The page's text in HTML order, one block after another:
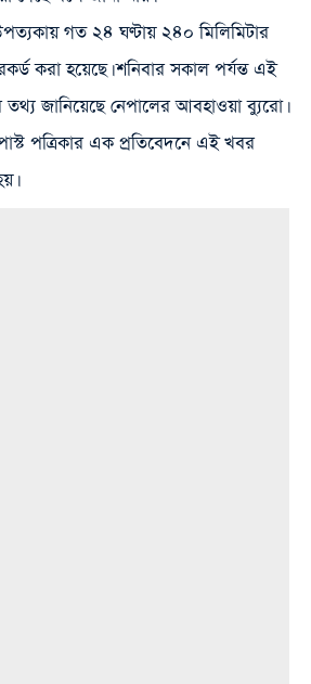
গত ২৪ ঘণ্টায় ২৪০ মিলিমিটার
করা হয়েছে। শনিবার সকাল পর্যন্ত এই
তথ্য জানিয়েছে নেপালের আবহাওয়া ব্যুরো।
পত্রিকার এক প্রতিবেদনে এই খবর